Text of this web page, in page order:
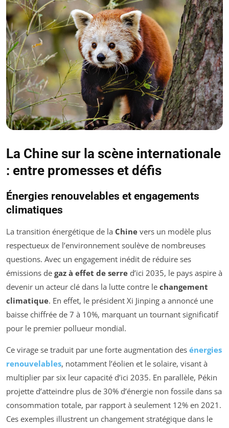
La Chine sur la scène internationale
: entre promesses et défis
Énergies renouvelables et engagements
climatiques
La transition énergétique de la Chine vers un modèle plus
respectueux de l’environnement soulève de nombreuses
questions. Avec un engagement inédit de réduire ses
émissions de gaz à effet de serre d’ici 2035, le pays aspire à
devenir un acteur clé dans la lutte contre le changement
climatique. En effet, le président Xi Jinping a annoncé une
baisse chiffrée de 7 à 10%, marquant un tournant significatif
pour le premier pollueur mondial.
Ce virage se traduit par une forte augmentation des énergies
renouvelables, notamment l’éolien et le solaire, visant à
multiplier par six leur capacité d’ici 2035. En parallèle, Pékin
projette d’atteindre plus de 30% d’énergie non fossile dans sa
consommation totale, par rapport à seulement 12% en 2021.
Ces exemples illustrent un changement stratégique dans le